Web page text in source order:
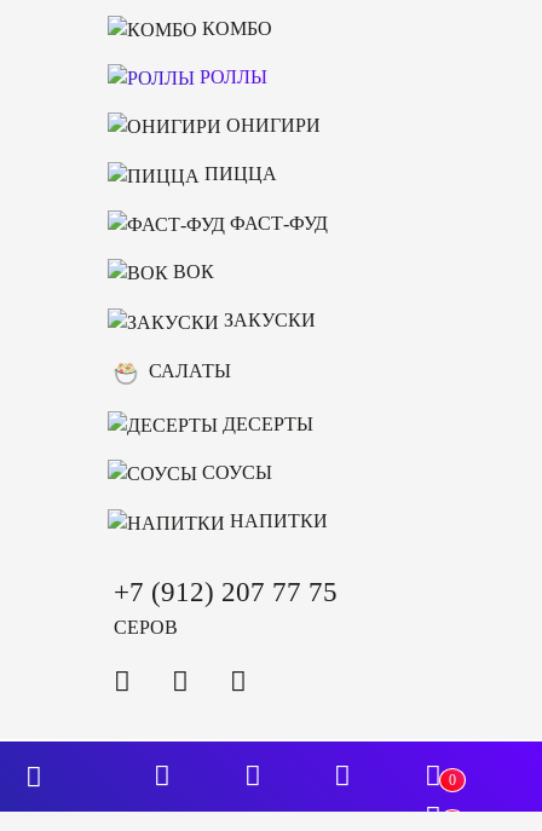
0
КОМБО
РОЛЛЫ
ОНИГИРИ
ПИЦЦА
ФАСТ-ФУД
ВОК
ЗАКУСКИ
САЛАТЫ
ДЕСЕРТЫ
СОУСЫ
НАПИТКИ
+7 (912) 207 77 75
СЕРОВ